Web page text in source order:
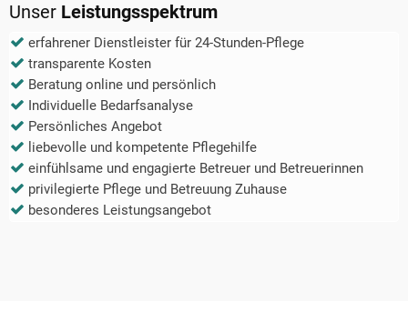
Unser Leistungsspektrum
erfahrener Dienstleister für 24-Stunden-Pflege
transparente Kosten
Beratung online und persönlich
Individuelle Bedarfsanalyse
Persönliches Angebot
liebevolle und kompetente Pflegehilfe
einfühlsame und engagierte Betreuer und Betreuerinnen
privilegierte Pflege und Betreuung Zuhause
besonderes Leistungsangebot